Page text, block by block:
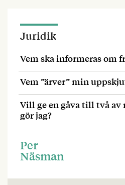
Juridik
Vem ska informeras om
Vem ”ärver” min
Vill ge en gåva till två av
gör jag?
Per
Näsman